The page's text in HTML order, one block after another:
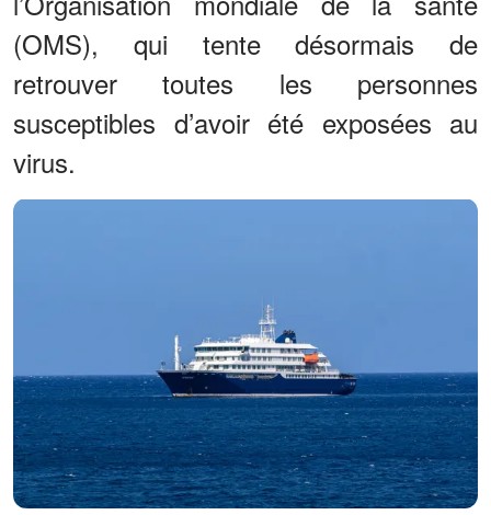
(OMS), qui tente désormais de
retrouver toutes les personnes
susceptibles d’avoir été exposées au
virus.